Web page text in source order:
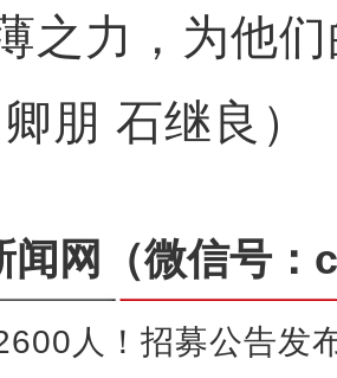
之力，为他
朋 石继良）
闻网 （微信号
人！招募公告发